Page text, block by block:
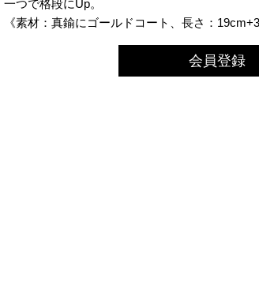
一つで格段にUp。
《素材：真鍮にゴールドコート、長さ：
会員登録